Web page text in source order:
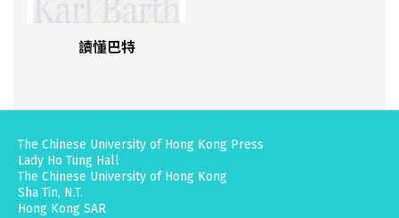
讀懂巴特
The Chinese University of Hong Kong Press
Lady Ho Tung Hall
The Chinese University of Hong Kong
Sha Tin, N.T.
Hong Kong SAR